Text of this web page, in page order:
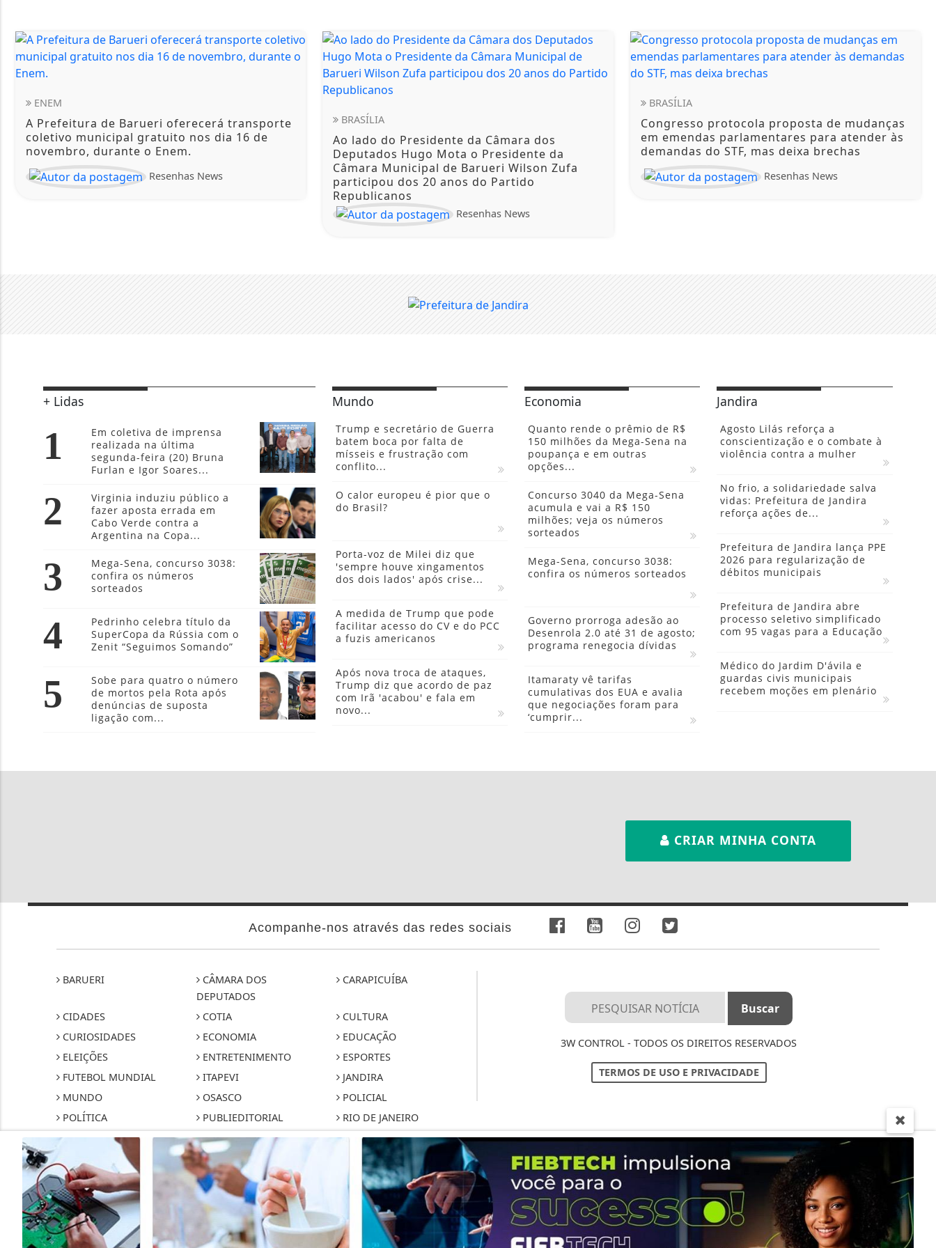
ENEM
A Prefeitura de Barueri oferecerá transporte
coletivo municipal gratuito nos dia 16 de
novembro, durante o Enem.
Resenhas News
BRASÍLIA
Ao lado do Presidente da Câmara dos
Deputados Hugo Mota o Presidente da
Câmara Municipal de Barueri Wilson Zufa
participou dos 20 anos do Partido
Republicanos
Resenhas News
BRASÍLIA
Congresso protocola proposta de mudanças
em emendas parlamentares para atender às
demandas do STF, mas deixa brechas
Resenhas News
+ Lidas
1
Em coletiva de imprensa
realizada na última
segunda-feira (20) Bruna
Furlan e Igor Soares...
2
Virginia induziu público a
fazer aposta errada em
Cabo Verde contra a
Argentina na Copa...
3
Mega-Sena, concurso 3038:
confira os números
sorteados
4
Pedrinho celebra título da
SuperCopa da Rússia com o
Zenit “Seguimos Somando”
5
Sobe para quatro o número
de mortos pela Rota após
denúncias de suposta
ligação com...
Mundo
Trump e secretário de Guerra
batem boca por falta de
mísseis e frustração com
conflito...
O calor europeu é pior que o
do Brasil?
Porta-voz de Milei diz que
'sempre houve xingamentos
dos dois lados' após crise...
A medida de Trump que pode
facilitar acesso do CV e do PCC
a fuzis americanos
Após nova troca de ataques,
Trump diz que acordo de paz
com Irã 'acabou' e fala em
novo...
Economia
Quanto rende o prêmio de R$
150 milhões da Mega-Sena na
poupança e em outras
opções...
Concurso 3040 da Mega-Sena
acumula e vai a R$ 150
milhões; veja os números
sorteados
Mega-Sena, concurso 3038:
confira os números sorteados
Governo prorroga adesão ao
Desenrola 2.0 até 31 de agosto;
programa renegocia dívidas
Itamaraty vê tarifas
cumulativas dos EUA e avalia
que negociações foram para
‘cumprir...
Jandira
Agosto Lilás reforça a
conscientização e o combate à
violência contra a mulher
No frio, a solidariedade salva
vidas: Prefeitura de Jandira
reforça ações de...
Prefeitura de Jandira lança PPE
2026 para regularização de
débitos municipais
Prefeitura de Jandira abre
processo seletivo simplificado
com 95 vagas para a Educação
Médico do Jardim D'ávila e
guardas civis municipais
recebem moções em plenário
CRIAR MINHA CONTA
Acompanhe-nos através das redes sociais
BARUERI
CÂMARA DOS
DEPUTADOS
CARAPICUÍBA
CIDADES COTIA
CULTURA
CURIOSIDADES
ECONOMIA
EDUCAÇÃO
ELEIÇÕES
ENTRETENIMENTO
ESPORTES
FUTEBOL MUNDIAL
ITAPEVI
JANDIRA
MUNDO
OSASCO
POLICIAL
POLÍTICA
PUBLIEDITORIAL
RIO DE JANEIRO
SÃO PAULO
SAÚDE
TECNOLOGIA E
INOVAÇÃO
3W CONTROL - TODOS OS DIREITOS RESERVADOS
TERMOS DE USO E PRIVACIDADE
SOBRE
Termos de Uso e Privacidade
Esse site utiliza cookies para melhorar sua experiência de navegação. Ao continuar o acesso, entendemos que você
concorda com nossos Termos de Uso e Privacidade.
PROSSEGUIR